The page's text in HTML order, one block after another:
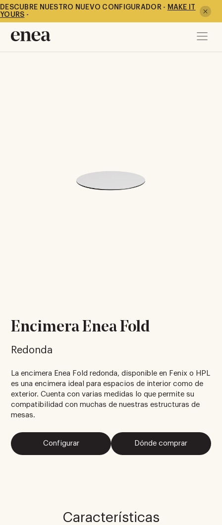
DESCUBRE NUESTRO NUEVO CONFIGURADOR - MAKE IT
YOURS -
Encimera Enea Fold
Redonda
La encimera Enea Fold redonda, disponible en Fenix o HPL
es una encimera ideal para espacios de interior como de
exterior. Cuenta con varias medidas lo que permite su
compatibilidad con muchas de nuestras estructuras de
mesas.
Configurar Dónde comprar
Características